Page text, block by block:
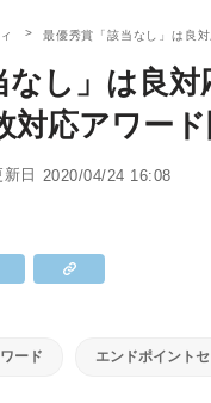
最優秀賞「該当なし」は良
なし」は良
対応アワー
新日 2020/04/24 16:08
ード エンドポイント